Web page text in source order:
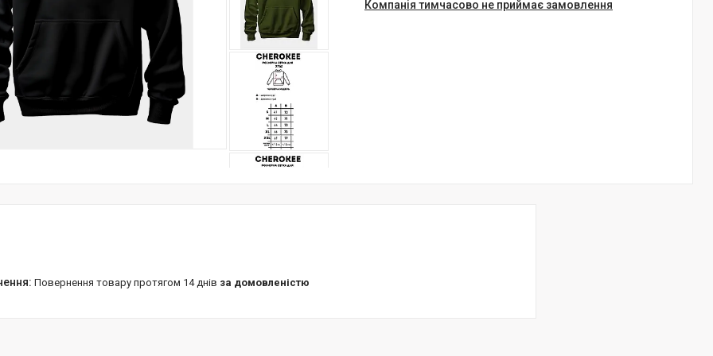
Компанія тимчасово не приймає замовлення
повернення товару протягом 14 днів за домовленістю